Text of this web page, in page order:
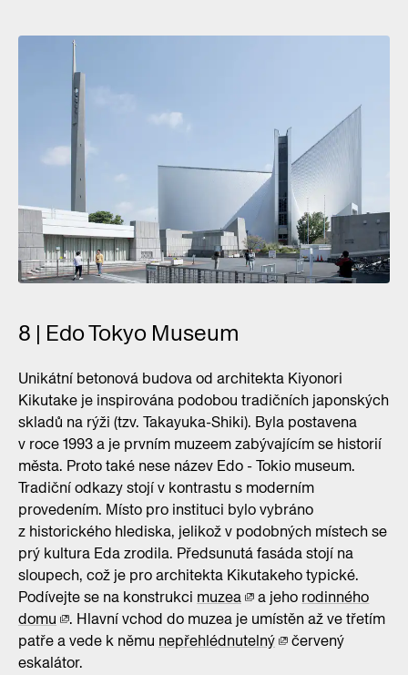
8 | Edo Tokyo Museum
Unikátní betonová budova od architekta Kiyonori
Kikutake je inspirována podobou tradičních japonských
skladů na rýži (tzv. Takayuka-Shiki). Byla postavena
v roce 1993 a je prvním muzeem zabývajícím se historií
města. Proto také nese název Edo - Tokio museum.
Tradiční odkazy stojí v kontrastu s moderním
provedením. Místo pro instituci bylo vybráno
z historického hlediska, jelikož v podobných místech se
prý kultura Eda zrodila. Předsunutá fasáda stojí na
sloupech, což je pro architekta Kikutakeho typické.
Podívejte se na konstrukci muzea a jeho rodinného
domu
. Hlavní vchod do muzea je umístěn až ve třetím
patře a vede k němu nepřehlédnutelný
červený
eskalátor.